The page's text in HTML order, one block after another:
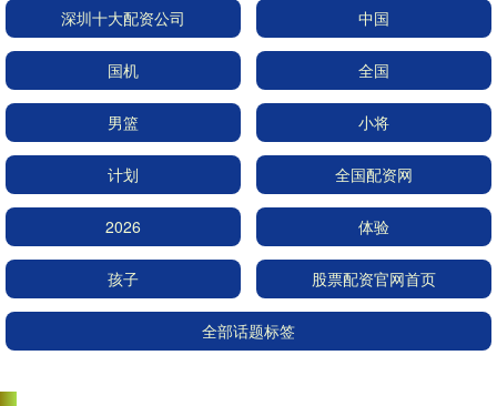
深圳十大配资公司 中国
国机 全国
男篮 小将
计划 全国配资网
2026 体验
孩子 股票配资官网首页
全部话题标签